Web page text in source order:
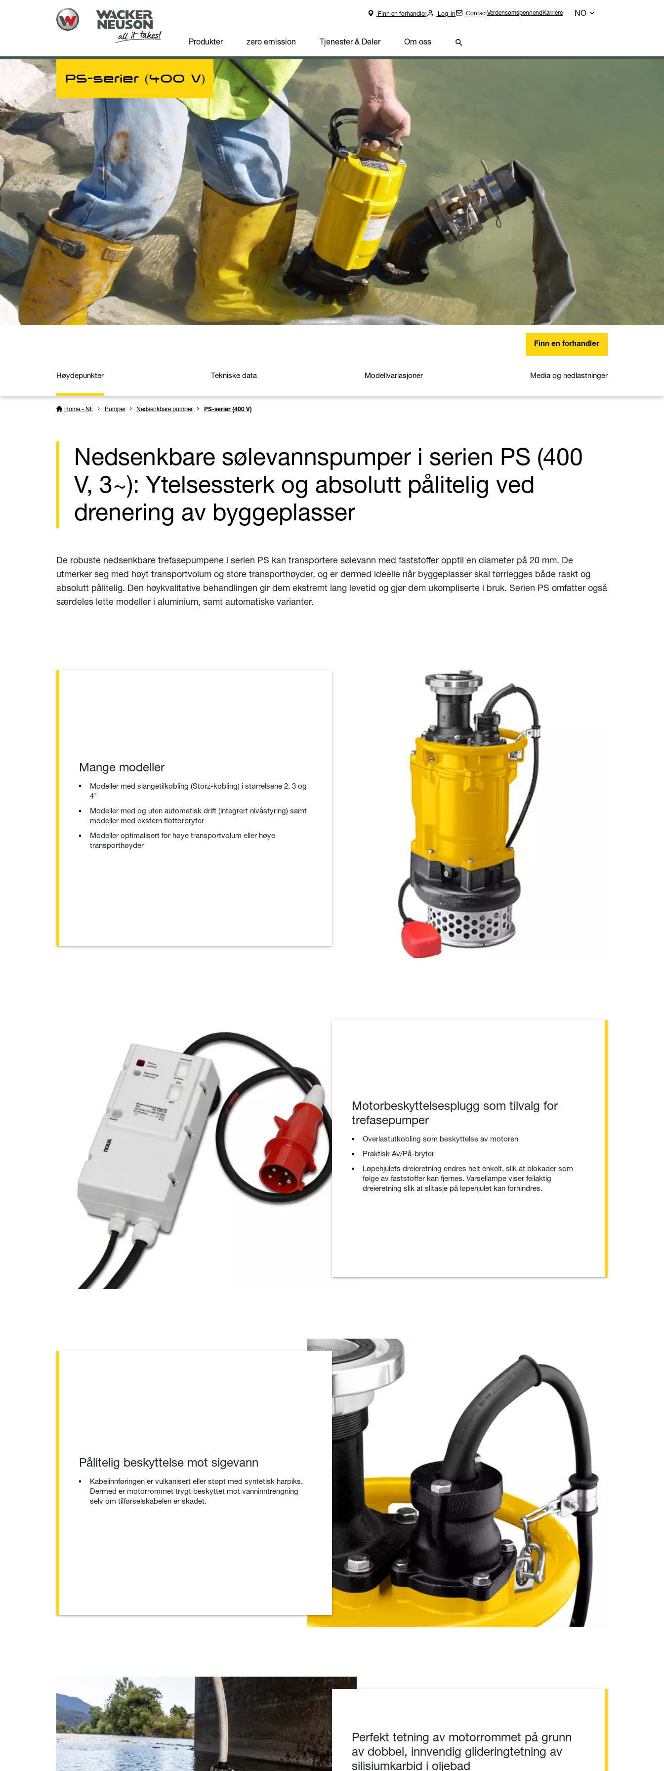
Finn en forhandler Log-in ContactVerdensomspennendKarriere NO
Produkter zero emission Tjenester & Deler Om oss
PS-serier (400 V)
Finn en forhandler
Høydepunkter Tekniske data Modellvariasjoner Media og nedlastninger
Home - NE Pumper Nedsenkbare pumper PS-serier (400 V)
Nedsenkbare sølevannspumper i serien PS (400
V, 3~): Ytelsessterk og absolutt pålitelig ved
drenering av byggeplasser
De robuste nedsenkbare trefasepumpene i serien PS kan transportere sølevann med faststoffer opptil en diameter på 20 mm. De
utmerker seg med høyt transportvolum og store transporthøyder, og er dermed ideelle når byggeplasser skal tørrlegges både raskt og
absolutt pålitelig. Den høykvalitative behandlingen gir dem ekstremt lang levetid og gjør dem ukompliserte i bruk. Serien PS omfatter også
særdeles lette modeller i aluminium, samt automatiske varianter.
Mange modeller
Modeller med slangetilkobling (Storz-kobling) i størrelsene 2, 3 og
4"
Modeller med og uten automatisk drift (integrert nivåstyring) samt
modeller med ekstern flottørbryter
Modeller optimalisert for høye transportvolum eller høye
transporthøyder
Motorbeskyttelsesplugg som tilvalg for
trefasepumper
Overlastutkobling som beskyttelse av motoren
Praktisk Av/På-bryter
Løpehjulets dreieretning endres helt enkelt, slik at blokader som
følge av faststoffer kan fjernes. Varsellampe viser feilaktig
dreieretning slik at slitasje på løpehjulet kan forhindres.
Pålitelig beskyttelse mot sigevann
Kabelinnføringen er vulkanisert eller støpt med syntetisk harpiks.
Dermed er motorrommet trygt beskyttet mot vanninntrengning
selv om tilførselskabelen er skadet.
Perfekt tetning av motorrommet på grunn
av dobbel, innvendig glideringtetning av
silisiumkarbid i oljebad